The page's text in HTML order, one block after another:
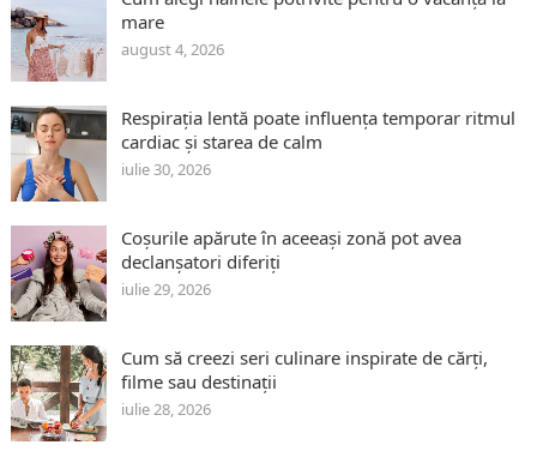
mare
august 4, 2026
Respirația lentă poate influența temporar ritmul
cardiac și starea de calm
iulie 30, 2026
Coșurile apărute în aceeași zonă pot avea
declanșatori diferiți
iulie 29, 2026
Cum să creezi seri culinare inspirate de cărți,
filme sau destinații
iulie 28, 2026